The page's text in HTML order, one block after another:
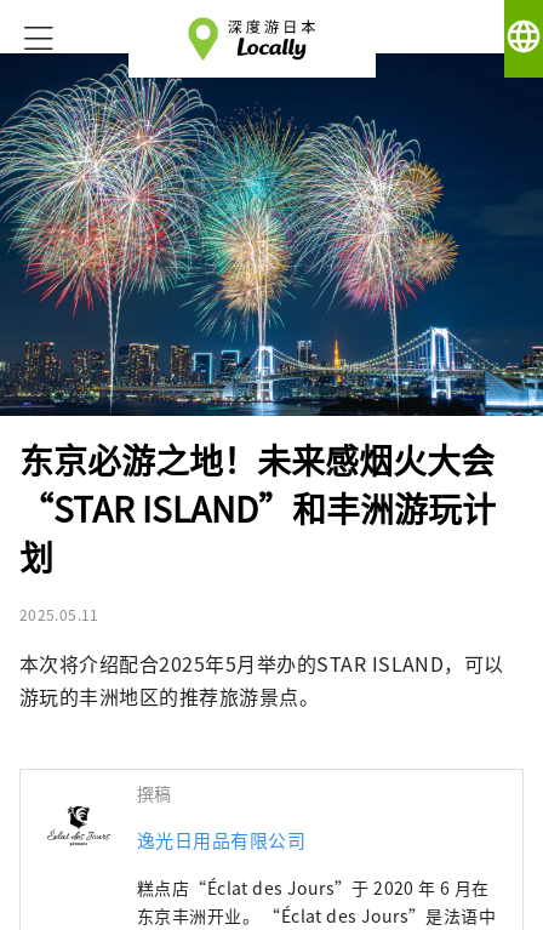
language
东京必游之地！未来感烟火大会
“STAR ISLAND”和丰洲游玩计
划
2025.05.11
本次将介绍配合2025年5月举办的STAR ISLAND，可以
游玩的丰洲地区的推荐旅游景点。
撰稿
逸光日用品有限公司
糕点店“Éclat des Jours”于 2020 年 6 月在
东京丰洲开业。 “Éclat des Jours”是法语中